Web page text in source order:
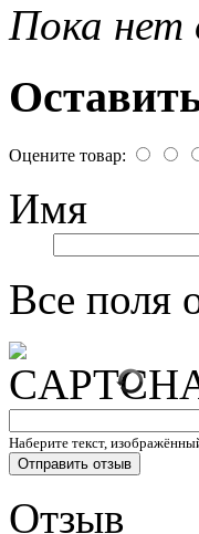
Пока нет
Оцените товар:
Имя
Все поля
Наберите текст,
Отзыв